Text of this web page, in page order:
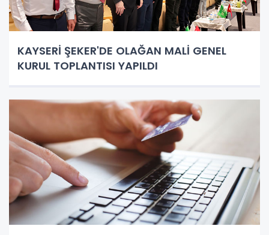
KAYSERİ ŞEKER'DE OLAĞAN MALİ GENEL
KURUL TOPLANTISI YAPILDI